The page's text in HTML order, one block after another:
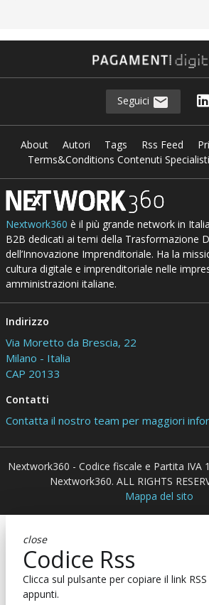
Seguici
About Autori Tags Rss Feed
Terms&Conditions Contenuti
Nextwork360 è il più grande network in
B2B dedicati ai temi della Trasformazione
dell’Innovazione Imprenditoriale. Ha la
cultura digitale e imprenditoriale nelle
amministrazioni italiane.
Indirizzo
Via Moretto da Brescia, 22
Milano - Italia
CAP 20133
Contatti
Contatta il nostro team per maggiori
Nextwork360 - Codice fiscale e Partita IVA
Nextwork360. ALL RIGHTS
Mappa del sito
close
Codice Rss
Clicca sul pulsante per copiare il link
appunti.